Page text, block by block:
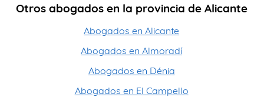
Otros abogados en la provincia de Alicante
Abogados en Alicante
Abogados en Almoradí
Abogados en Dénia
Abogados en El Campello